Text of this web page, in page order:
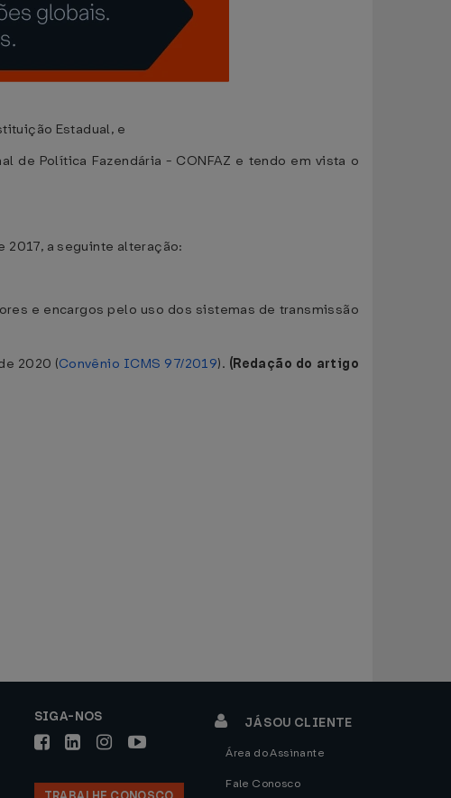
Estadual, e
de Política Fazendária - CONFAZ e tendo em vista o
2017, a seguinte alteração:
e encargos pelo uso dos sistemas de transmissão
2020 (Convênio ICMS 97/2019). (Redação do artigo
SIGA-NOS JÁ SOU CLIENTE
Área do Assinante
Fale Conosco